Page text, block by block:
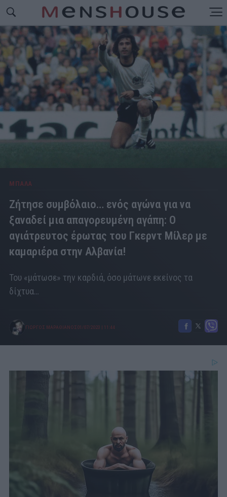
ΜΠΑΛΑ
Ζήτησε συμβόλαιο… ενός αγώνα για να
ξαναδεί μια απαγορευμένη αγάπη: Ο
αγιάτρευτος έρωτας του Γκερντ Μίλερ με
καμαριέρα στην Αλβανία!
Του «μάτωσε» την καρδιά, όσο μάτωνε εκείνος τα
δίχτυα…
ΓΙΩΡΓΟΣ ΜΑΡΑΘΙΑΝΟΣ 01/07/2023 11:44